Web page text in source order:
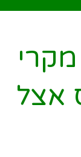
אצל